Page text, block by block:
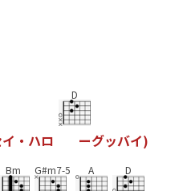
イ ・ ハロ
D
ーグッバイ)
Bm G#m7-5 A D